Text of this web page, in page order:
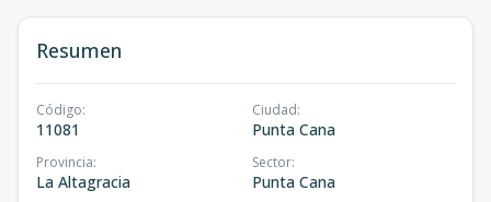
Resumen
Código:
11081
Ciudad:
Punta Cana
Provincia:
La Altagracia
Sector:
Punta Cana